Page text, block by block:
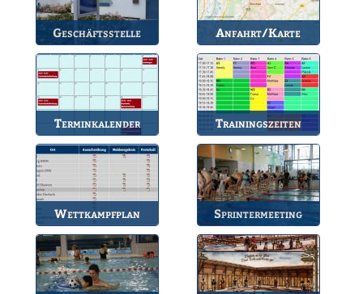
Geschäftsstelle
Anlaufstelle für alle
Anfahrt/Karte
So können Sie uns
erreichen.
Terminkalender
Die Termine des BSV.
Trainingszeiten
Bahnbelegungen der
Gruppen.
Wettkampfplan
Übersicht der aktuellen
Wettkämpfe.
Sprintermeeting
Jährlicher Wettkampf
des BSV.